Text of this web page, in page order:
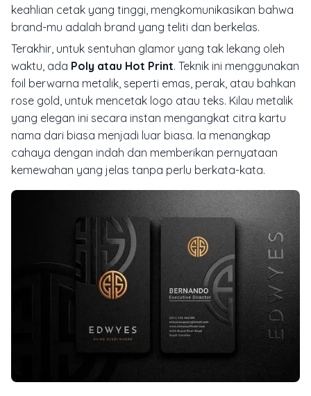
keahlian cetak yang tinggi, mengkomunikasikan bahwa
brand-mu adalah brand yang teliti dan berkelas.
Terakhir, untuk sentuhan glamor yang tak lekang oleh
waktu, ada Poly atau Hot Print. Teknik ini menggunakan
foil berwarna metalik, seperti emas, perak, atau bahkan
rose gold, untuk mencetak logo atau teks. Kilau metalik
yang elegan ini secara instan mengangkat citra kartu
nama dari biasa menjadi luar biasa. Ia menangkap
cahaya dengan indah dan memberikan pernyataan
kemewahan yang jelas tanpa perlu berkata-kata.